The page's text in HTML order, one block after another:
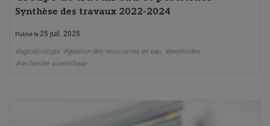
Synthèse des travaux 2022-2024
Publié le 25 juil. 2025
#agroécologie #gestion des ressources en eau #pesticides
#recherche scientifique